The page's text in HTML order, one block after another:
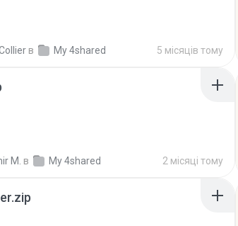
в My 4shared 5 місяців тому
M. в My 4shared 2 місяці тому